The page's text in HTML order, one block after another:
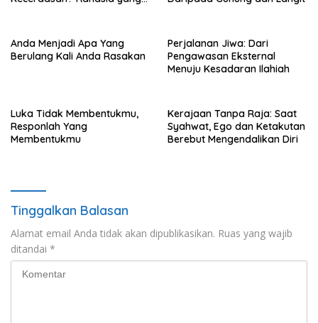
Anda Menjadi Apa Yang
Berulang Kali Anda Rasakan
Perjalanan Jiwa: Dari
Pengawasan Eksternal
Menuju Kesadaran Ilahiah
Luka Tidak Membentukmu,
Responlah Yang
Membentukmu
Kerajaan Tanpa Raja: Saat
Syahwat, Ego dan Ketakutan
Berebut Mengendalikan Diri
Tinggalkan Balasan
Alamat email Anda tidak akan dipublikasikan. Ruas yang wajib
ditandai *